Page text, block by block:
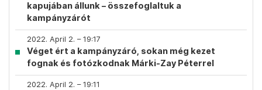
kapujában állunk – összefoglaltuk a
kampányzárót
2022. April 2. – 19:17
Véget ért a kampányzáró, sokan még kezet
fognak és fotózkodnak Márki-Zay Péterrel
2022. April 2. – 19:11